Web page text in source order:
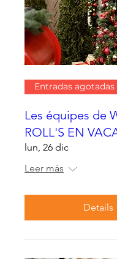
Entradas agotadas
Les équipes de
ROLL'S EN
lun, 26 dic
Leer más
Details